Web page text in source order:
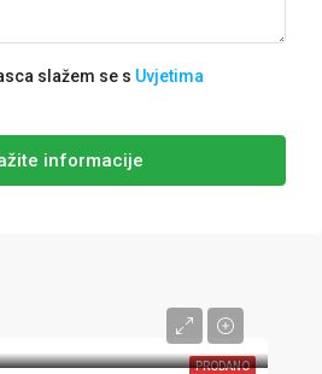
slažem se s Uvjetima
informacije
PRODANO